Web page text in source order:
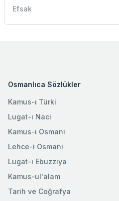
Efsak
Osmanlıca Sözlükler
Kamus-ı Türki
Lugat-ı Naci
Kamus-ı Osmani
Lehce-i Osmani
Lugat-ı Ebuzziya
Kamus-ul'alam
Tarih ve Coğrafya